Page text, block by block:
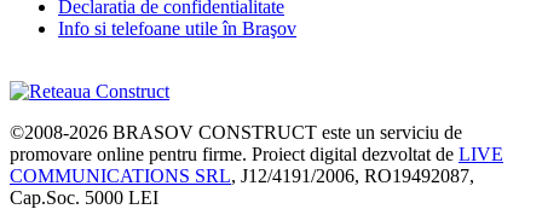
Declaratia de confidentialitate
Info si telefoane utile în Braşov
©2008-2026 BRASOV CONSTRUCT este un serviciu de
promovare online pentru firme. Proiect digital dezvoltat de LIVE
COMMUNICATIONS SRL, J12/4191/2006, RO19492087,
Cap.Soc. 5000 LEI